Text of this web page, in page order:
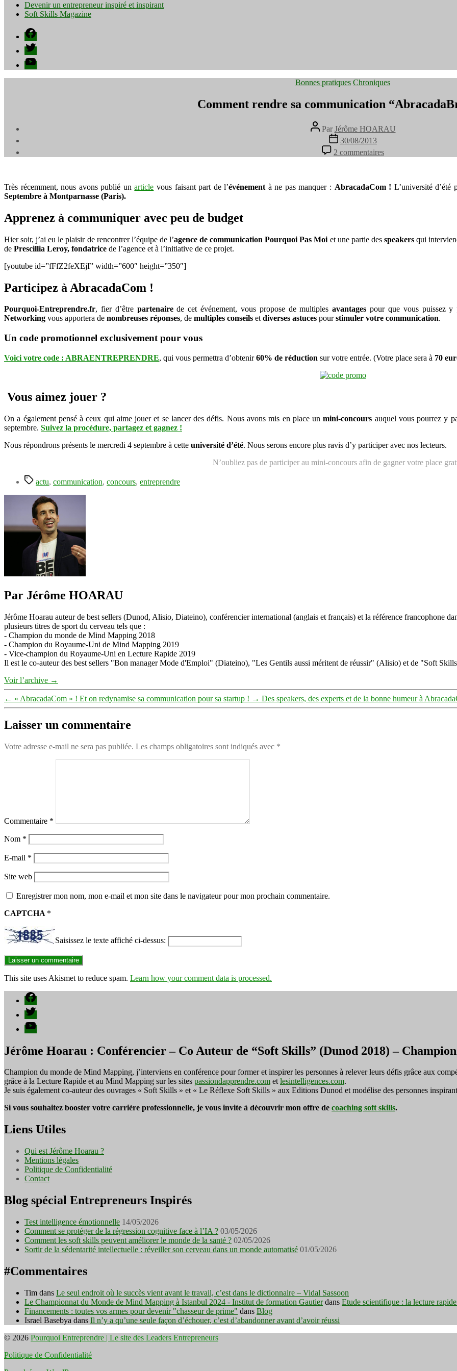
Devenir un entrepreneur inspiré et inspirant
Soft Skills Magazine
Facebook
Twitter
YouTube
Catégories
Bonnes pratiques Chroniques
Comment rendre sa communication
Auteur
de
l’article
Par Jérôme HOARAU
Date
de
l’article
30/08/2013
2 commentaires
Comment
communication
Très récemment, nous avons publié unarticle vous faisant part de l’événement à ne pas manquer : AbracadaCom ! L’université d’été
Septembre à Montparnasse (Paris).
Apprenez à communiquer avec peu de budget
Hier soir, j’ai eu le plaisir de rencontrer l’équipe de l’agence de communication Pourquoi Pas Moi et une partie des speakersqui
de Prescillia Leroy, fondatrice de l’agence et à l’initiative de ce projet.
[youtube id=”fFfZ2feXEjI” width=”600″ height=”350″]
Participez à AbracadaCom !
Pourquoi-Entreprendre.fr, fier d’être partenairede cet événement, vous propose de multiplesavantages pour que vous puissez y
Networking vous apportera de nombreuses réponses, de multiples conseils etdiverses astuces pourstimuler votre communication.
Un code promotionnel exclusivement pour vous
Voici votre code : ABRAENTREPRENDRE, qui vous permettra d’obtenir60% de réduction sur votre entrée. (Votre place sera à 70
Vous aimez jouer ?
On a également pensé à ceux qui aime jouer et se lancer des défis. Nous avons mis en place unmini-concours auquel vous pourrez y
septembre. Suivez la procédure, partagez et gagnez !
Nous répondrons présents le mercredi 4 septembre à cette université d’été. Nous serons encore plus ravis d’y participer avec nos lecteurs.
N’oubliez pas de participer au mini-concours afin de gagner votre place
Étiquettes
actu, communication, concours, entreprendre
Par Jérôme HOARAU
Jérôme Hoarau auteur de best sellers (Dunod, Alisio, Diateino), conférencier international (anglais et français) et la référence francophone
plusieurs titres de sport du cerveau tels que :
- Champion du monde de Mind Mapping 2018
- Champion du Royaume-Uni de Mind Mapping 2019
- Vice-champion du Royaume-Uni en Lecture Rapide 2019
Il est le co-auteur des best sellers "Bon manager Mode d'Emploi" (Diateino), "Les Gentils aussi méritent de réussir" (Alisio) et de "Soft
Voir l’archive →
← « AbracadaCom » ! Et on redynamise sa communication pour sa startup ! → Des speakers, des experts et de la bonne humeur à
Laisser un commentaire
Votre adresse e-mail ne sera pas publiée. Les champs obligatoires sont indiqués avec *
Commentaire *
Nom *
E-mail *
Site web
Enregistrer mon nom, mon e-mail et mon site dans le navigateur pour mon prochain commentaire.
CAPTCHA *
Saisissez le texte affiché ci-dessus:
This site uses Akismet to reduce spam. Learn how your comment data is processed.
Facebook
Twitter
YouTube
Jérôme Hoarau : Conférencier – Co Auteur de “Soft Skills” (Dunod 2018) –
Champion du monde de Mind Mapping, j’interviens en conférence pour former et inspirer les personnes à relever leurs défis grâce aux
grâce à la Lecture Rapide et au Mind Mapping sur les sites passiondapprendre.com etlesintelligences.com.
Je suis également co-auteur des ouvrages « Soft Skills » et « Le Réflexe Soft Skills » aux Editions Dunod et modélise des personnes
Si vous souhaitez booster votre carrière professionnelle, je vous invite à découvrir mon offre de coaching soft skills.
Liens Utiles
Qui est Jérôme Hoarau ?
Mentions légales
Politique de Confidentialité
Contact
Blog spécial Entrepreneurs Inspirés
Test intelligence émotionnelle 14/05/2026
Comment se protéger de la régression cognitive face à l’IA ? 03/05/2026
Comment les soft skills peuvent améliorer le monde de la santé ? 02/05/2026
Sortir de la sédentarité intellectuelle : réveiller son cerveau dans un monde automatisé 01/05/2026
#Commentaires
Tim dans Le seul endroit où le succès vient avant le travail, c’est dans le dictionnaire – Vidal Sassoon
Le Championnat du Monde de Mind Mapping à Istanbul 2024 - Institut de formation Gautierdans Etude scientifique : la lecture
Financements : toutes vos armes pour devenir "chasseur de prime" dans Blog
Israel Basebya dans Il n’y a qu’une seule façon d’échouer, c’est d’abandonner avant d’avoir réussi
© 2026 Pourquoi Entreprendre | Le site des Leaders Entrepreneurs
Politique de Confidentialité